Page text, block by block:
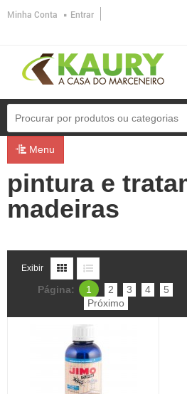
Minha Conta Entrar
Menu
pintura e
madeiras
Exibir
Página: 1 2 3 4
5
Próximo